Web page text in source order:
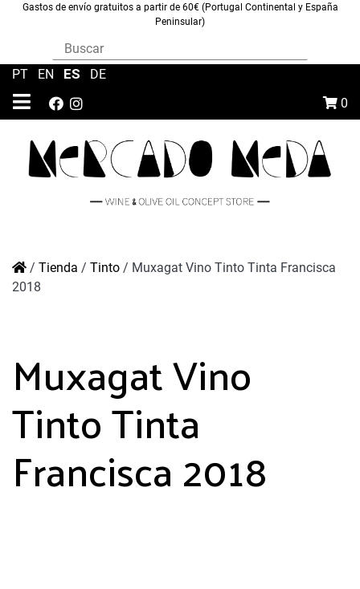
Gastos de envío gratuitos a partir de 60€ (Portugal Continental y España
Peninsular)
0
PT EN ES DE
/ Tienda / Tinto / Muxagat Vino Tinto Tinta Francisca
2018
Muxagat Vino
Tinto Tinta
Francisca 2018